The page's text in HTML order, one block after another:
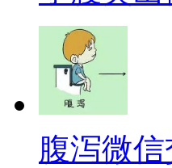
腹泻微